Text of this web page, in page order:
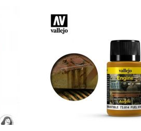
Effet d'environnement pluie
5,00 €
AJOUTER AU PANIER